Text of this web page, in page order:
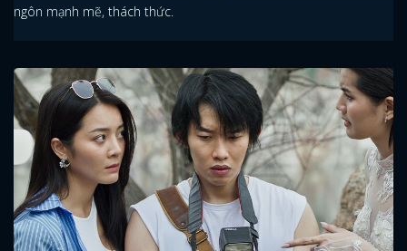
ngôn mạnh mẽ, thách thức.